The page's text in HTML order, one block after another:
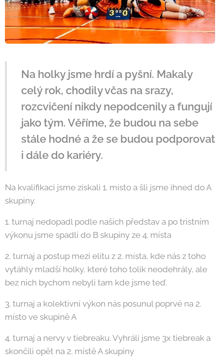
Na holky jsme hrdí a pyšní. Makaly
celý rok, chodily včas na srazy,
rozcvičení nikdy nepodcenily a fungují
jako tým. Věříme, že budou na sebe
stále hodné a že se budou podporovat
i dále do kariéry.
Na kvalifikaci jsme získali 1. místo a šli jsme ihned do A
skupiny.
1. turnaj nedopadl podle naších představ a po tristním
výkonu jsme spadli do B skupiny ze 4. místa
2. turnaj a postup mezi elitu z 2. místa, kde nás z toho
vytáhly mladší holky, které toho tolik neodehrály, ale
bez nich bychom nebyli tam kde jsme teď.
3. turnaj a kolektivní výkon nás posunul poprvé na 2.
místo ve skupině A
4. turnaj a nervy v tiebreaku. Vyhráli jsme 3x tiebreak a
skončili opět na 2. místě A skupiny